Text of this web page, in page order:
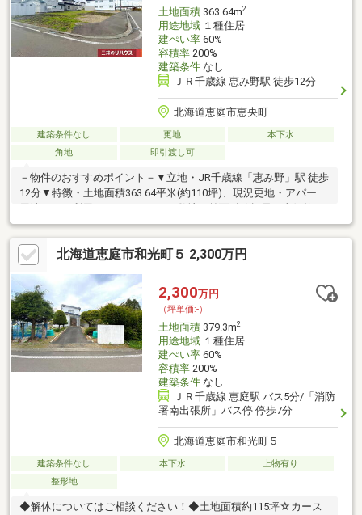
土地面積363.64m2
用途地域１種住居
建ぺい率60%
容積率200%
建築条件なし
ＪＲ千歳線 恵み野駅 徒歩12分
北海道恵庭市恵央町
建築条件なし 更地
本下水
角地
即引渡し可
－物件のおすすめポイント－▼立地・JR千歳線「恵み野」駅 徒歩
12分▼特徴・土地面積363.64平米(約110坪)、現況更地・アパート
11m・南東側約8m(公道)・東側接道間口は約24.0mあり・建築条
件付宅地販売ではありません・即引渡し可能(残金精算後)▼周辺
環境・マックスバリュ恵庭店 徒歩9分(約690m)・若草小学校 徒歩
5分(約380m)・わかば公園 徒歩2分(約150m)■ ご希望の住まい探し
をお手伝いします ━━━━━・・・物件の詳細・ご相談はお気軽
にお問い合わせください。
北海道恵庭市和光町５ 2,300万円
2,300万円
（坪単価:-）
土地面積379.3m2
用途地域１種住居
建ぺい率60%
容積率200%
建築条件なし
ＪＲ千歳線 恵庭駅 バス5分/「消防
署南出張所」バス停 停歩7分
北海道恵庭市和光町５
建築条件なし 本下水
上物有り
整形地
◆解体についてはご相談ください！◆土地面積約115坪☆カース